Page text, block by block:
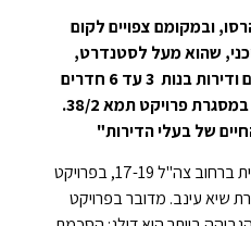
שנבנו לפני למעלה מ-40 שנים יהרסו, ובמקומם צפויים לקום
עם מפרט טכני, שהוא מעל לסטנדרט,
הכולל 72 דירות, ביניהן: דירות גן, דירות גן 2 עד 4 חדרים ודירות בנות 3 עד 6 חדרים
ודופלקס 5 חדרים. בעוד מספר חודשים צפויה להתבצע במסגרת פרויקט תמא 38/2.
של בעלי הדירות"
ועדת המשנה לתכנון ובניה אישרה לאחרונה התחדשות עירונית ברחוב צה"ל 17-19, בפרויקט
שיא עינב. מדובר בפרויקט